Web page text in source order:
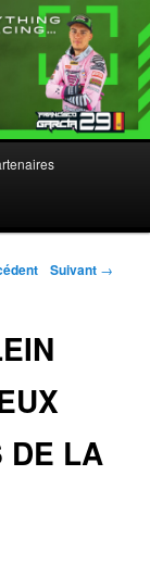
des articles
Suivant →
DE LA